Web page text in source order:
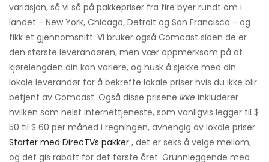
variasjon, så vi så på pakkepriser fra fire byer rundt om i
landet - New York, Chicago, Detroit og San Francisco - og
fikk et gjennomsnitt. Vi bruker også Comcast siden de er
den største leverandøren, men vær oppmerksom på at
kjørelengden din kan variere, og husk å sjekke med din
lokale leverandør for å bekrefte lokale priser hvis du ikke blir
betjent av Comcast. Også disse prisene ikke inkluderer
hvilken som helst internettjeneste, som vanligvis legger til $
50 til $ 60 per måned i regningen, avhengig av lokale priser.
Starter med DirecTVs pakker , det er seks å velge mellom,
og det gis rabatt for det første året. Grunnleggende med